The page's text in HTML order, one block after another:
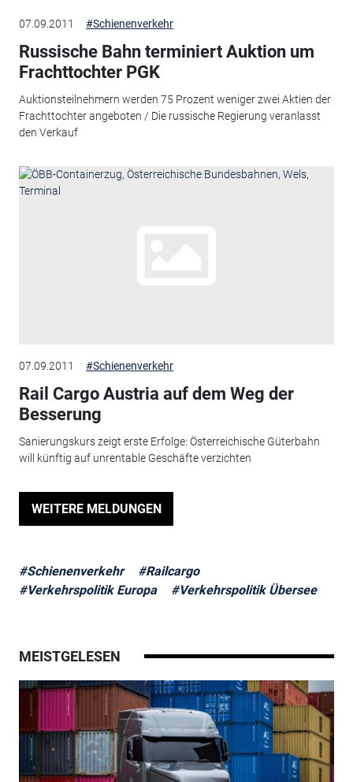
07.09.2011 #Schienenverkehr
Russische Bahn terminiert Auktion um
Frachttochter PGK
Auktionsteilnehmern werden 75 Prozent weniger zwei Aktien der
Frachttochter angeboten / Die russische Regierung veranlasst
den Verkauf
07.09.2011 #Schienenverkehr
Rail Cargo Austria auf dem Weg der
Besserung
Sanierungskurs zeigt erste Erfolge: Österreichische Güterbahn
will künftig auf unrentable Geschäfte verzichten
WEITERE MELDUNGEN
#Schienenverkehr
#Railcargo
#Verkehrspolitik Europa
#Verkehrspolitik Übersee
MEISTGELESEN